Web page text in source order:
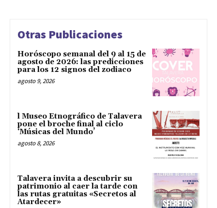
Otras Publicaciones
Horóscopo semanal del 9 al 15 de
agosto de 2026: las predicciones
para los 12 signos del zodiaco
agosto 9, 2026
l Museo Etnográfico de Talavera
pone el broche final al ciclo
‘Músicas del Mundo’
agosto 8, 2026
Talavera invita a descubrir su
patrimonio al caer la tarde con
las rutas gratuitas «Secretos al
Atardecer»